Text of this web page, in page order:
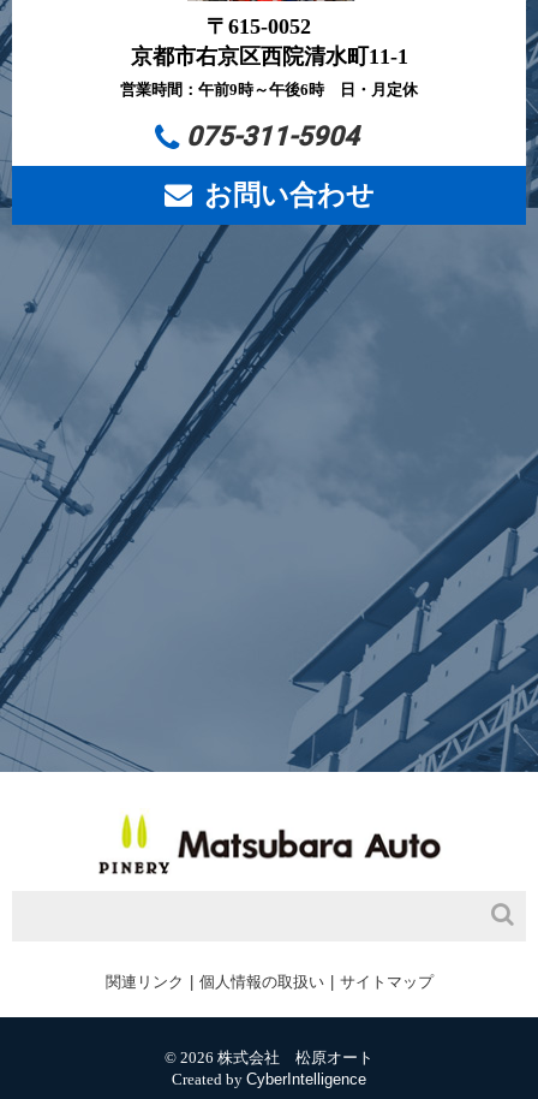
〒615-0052
京都市右京区西院清水町11-1
営業時間：午前9時～午後6時 日・月定休
075-311-5904
お問い合わせ
関連リンク 個人情報の取扱い サイトマップ
© 2026 株式会社 松原オート
Created by CyberIntelligence